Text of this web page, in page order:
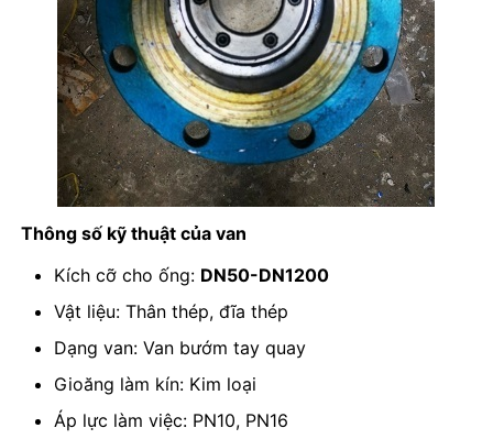
Thông số kỹ thuật của van
Kích cỡ cho ống: DN50-DN1200
Vật liệu: Thân thép, đĩa thép
Dạng van: Van bướm tay quay
Gioăng làm kín: Kim loại
Áp lực làm việc: PN10, PN16